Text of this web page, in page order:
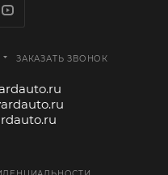
ЗАКАЗАТЬ ЗВОНОК